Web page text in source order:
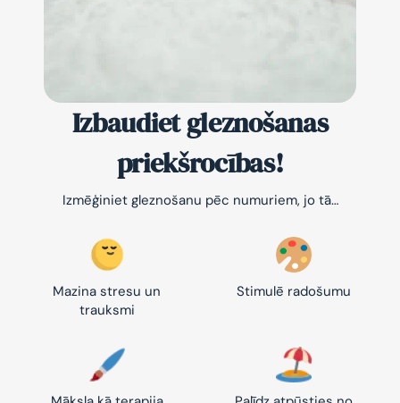
Izbaudiet gleznošanas
priekšrocības!
Izmēģiniet gleznošanu pēc numuriem, jo tā…
Mazina stresu un
trauksmi
Stimulē radošumu